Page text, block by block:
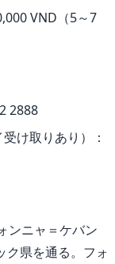
VND（5～7
2888
け取りあり）：
ンニャ＝ケバン
ク県を通る。フォ